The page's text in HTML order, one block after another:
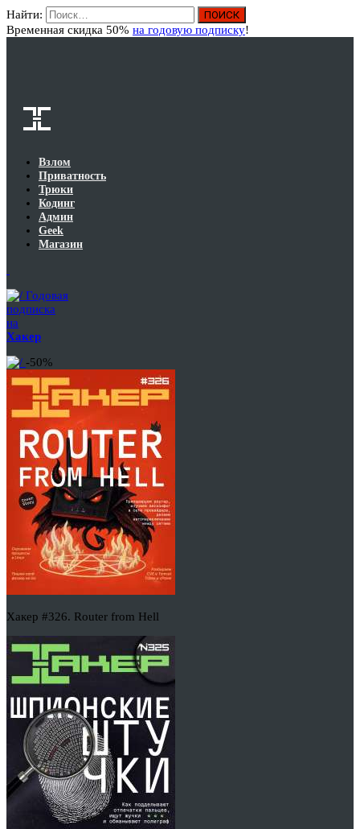
Найти:
Временная скидка 50% на годовую подписку!
Взлом
Приватность
Трюки
Кодинг
Админ
Geek
Магазин
Годовая
подписка
на
Хакер
-50%
Хакер #326. Router from Hell